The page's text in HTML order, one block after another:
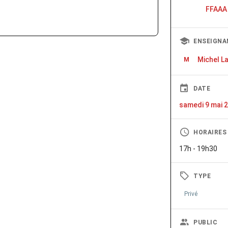
FFAAA
M Michel
DATE
samedi 9 mai
HORAIRES
17h - 19h30
TYPE
Privé
PUBLIC